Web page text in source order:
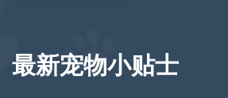
最新宠物小贴士